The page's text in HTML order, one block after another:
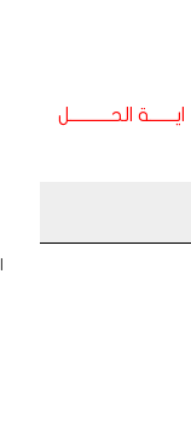
ايـــــــة الحـــــــــــل